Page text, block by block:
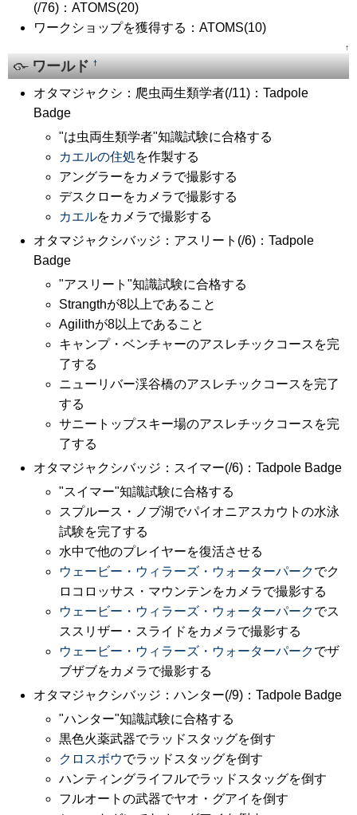
(/76)：ATOMS(20)
ワークショップを獲得する：ATOMS(10)
↑
ワールド†
オタマジャクシ：爬虫両生類学者(/11)：Tadpole
Badge
"は虫両生類学者"知識試験に合格する
カエルの住処を作製する
アングラーをカメラで撮影する
デスクローをカメラで撮影する
カエルをカメラで撮影する
オタマジャクシバッジ：アスリート(/6)：Tadpole
Badge
"アスリート"知識試験に合格する
Strangthが8以上であること
Agilithが8以上であること
キャンプ・ベンチャーのアスレチックコースを完
了する
ニューリバー渓谷橋のアスレチックコースを完了
する
サニートップスキー場のアスレチックコースを完
了する
オタマジャクシバッジ：スイマー(/6)：Tadpole Badge
"スイマー"知識試験に合格する
スプルース・ノブ湖でパイオニアスカウトの水泳
試験を完了する
水中で他のプレイヤーを復活させる
ウェービー・ウィラーズ・ウォーターパークでク
ロコロッサス・マウンテンをカメラで撮影する
ウェービー・ウィラーズ・ウォーターパークでス
ススリザー・スライドをカメラで撮影する
ウェービー・ウィラーズ・ウォーターパークでザ
ブザブをカメラで撮影する
オタマジャクシバッジ：ハンター(/9)：Tadpole Badge
"ハンター"知識試験に合格する
黒色火薬武器でラッドスタッグを倒す
クロスボウでラッドスタッグを倒す
ハンティングライフルでラッドスタッグを倒す
フルオートの武器でヤオ・グアイを倒す